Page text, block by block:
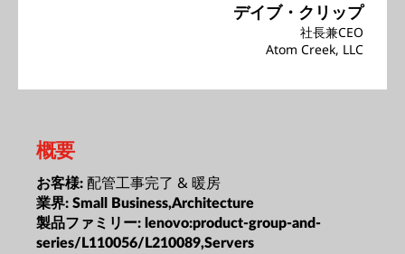
デイブ・クリップ
社長兼CEO
Atom Creek, LLC
概要
お客様: 配管工事完了 & 暖房
業界: Small Business,Architecture
製品ファミリー: lenovo:product-group-and-
series/L110056/L210089,Servers